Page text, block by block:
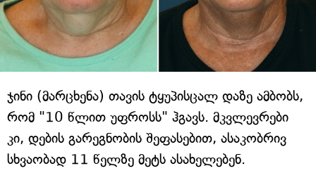
ჯინი (მარცხენა) თავის ტყუპისცალ დაზე ამბობს,
რომ "10 წლით უფროსს" ჰგავს. მკვლევრები
კი, დების გარეგნობის შეფასებით, ასაკობრივ
სხვაობად 11 წელზე მეტს ასახელებენ.